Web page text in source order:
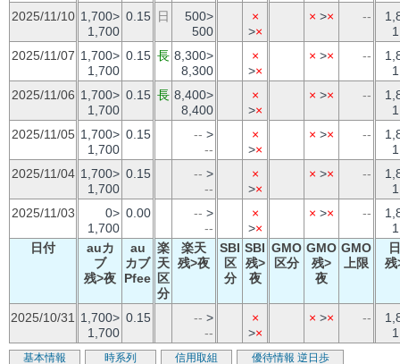
2025/11/10 1,700>
1,700
0.15 日
500>
500
×
>×
× >× --
2025/11/07 1,700>
1,700
0.15 長 8,300>
8,300
×
>×
× >× --
2025/11/06 1,700>
1,700
0.15 長 8,400>
8,400
×
>×
× >× --
2025/11/05 1,700>
1,700
0.15 -- >
--
×
>×
× >× --
2025/11/04 1,700>
1,700
0.15 -- >
--
×
>×
× >× --
2025/11/03
0>
1,700
0.00 -- >
--
×
>×
× >× --
日付
auカ
ブ
残>夜
au
カブ
Pfee
楽
天
区
分
楽天
残>夜
SBI
区
分
SBI
残>
夜
GMO
区分
GMO
残>
夜
GMO
上限
残
2025/10/31
1,700>
1,700
0.15 -- >
--
×
>×
× >× --
基本情報 時系列 信用取組 優待情報 逆日歩